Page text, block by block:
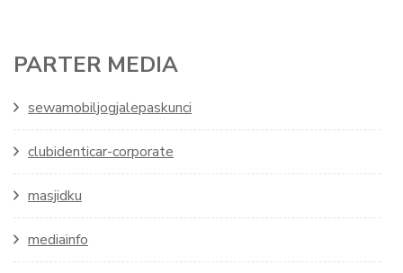
PARTER MEDIA
sewamobiljogjalepaskunci
clubidenticar-corporate
masjidku
mediainfo